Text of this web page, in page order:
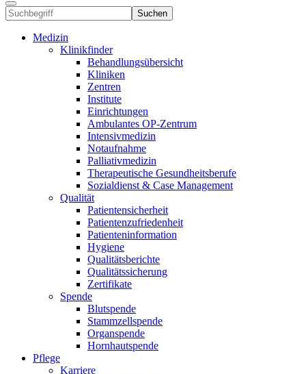
Suchen
Medizin
Klinikfinder
Behandlungsübersicht
Kliniken
Zentren
Institute
Einrichtungen
Ambulantes OP-Zentrum
Intensivmedizin
Notaufnahme
Palliativmedizin
Therapeutische Gesundheitsberufe
Sozialdienst & Case Management
Qualität
Patientensicherheit
Patientenzufriedenheit
Patienteninformation
Hygiene
Qualitätsberichte
Qualitätssicherung
Zertifikate
Spende
Blutspende
Stammzellspende
Organspende
Hornhautspende
Pflege
Karriere